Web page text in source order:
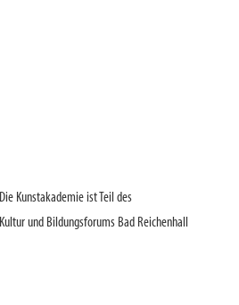
Die Kunstakademie ist Teil des
Kultur und Bildungsforums Bad Reichenhall